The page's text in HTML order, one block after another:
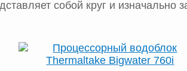
собой круг и изначально